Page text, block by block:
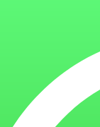
wody